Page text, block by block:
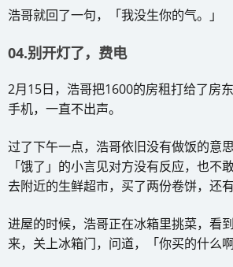
浩哥就回了一句，「我没生你的气。」
04.别开灯了，费电
2月15日，浩哥把1600的房租打给了房
手机，一直不出声。
过了下午一点，浩哥依旧没有做饭的意
「饿了」的小言见对方没有反应，也不
去附近的生鲜超市，买了两份卷饼，还
进屋的时候，浩哥正在冰箱里挑菜，看
来，关上冰箱门，问道，「你买的什么啊